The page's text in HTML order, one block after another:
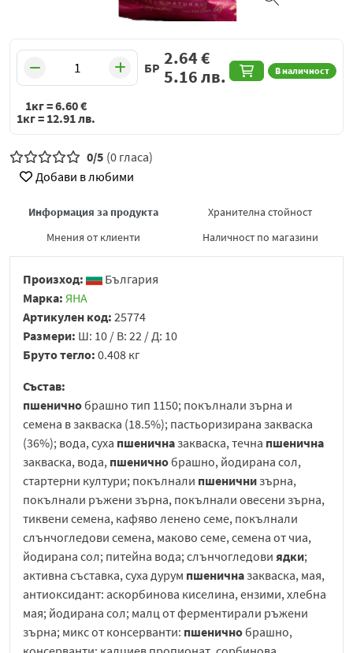
БР В наличност
2.64€
5.16лв.
1кг =6.60€
1кг = 12.91лв.
0/5 (0 гласа)
Добави в любими
Информация за продукта
Хранителна стойност
Мнения от клиенти
Наличност по магазини
Произход:
България
Марка: ЯНА
Артикулен код: 25774
Размери: Ш: 10 / В: 22 / Д: 10
Бруто тегло: 0.408 кг
Състав:
пшеничнобрашно тип 1150; покълнали зърна и
семена в закваска (18.5%); пастьоризирана закваска
(36%); вода, суха пшенична закваска, течна пшенична
закваска, вода, пшеничнобрашно, йодирана сол,
стартерни култури; покълнали пшенични зърна,
покълнали ръжени зърна, покълнали овесени зърна,
тиквени семена, кафяво ленено семе, покълнали
слънчогледови семена, маково семе, семена от чиа,
йодирана сол; питейна вода; слънчогледови ядки;
активна съставка, суха дурум пшенична закваска, мая,
антиоксидант: аскорбинова киселина, ензими, хлебна
мая; йодирана сол; малц от ферментирали ръжени
зърна; микс от консерванти: пшеничнобрашно,